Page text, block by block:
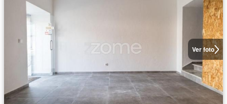
Ver foto